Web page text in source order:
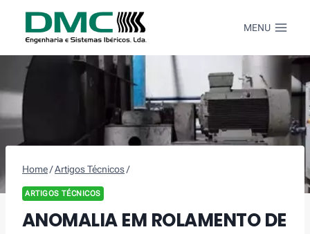
content
MENU
Home/Artigos Técnicos/
ARTIGOS TÉCNICOS
ANOMALIA EM ROLAMENTO DE